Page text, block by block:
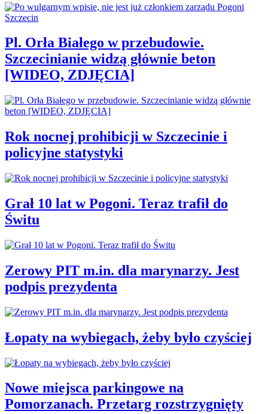
Pl. Orła Białego w przebudowie.
Szczecinianie widzą głównie beton
[WIDEO, ZDJĘCIA]
Rok nocnej prohibicji w Szczecinie i
policyjne statystyki
Grał 10 lat w Pogoni. Teraz trafił do
Świtu
Zerowy PIT m.in. dla marynarzy. Jest
podpis prezydenta
Łopaty na wybiegach, żeby było czyściej
Nowe miejsca parkingowe na
Pomorzanach. Przetarg rozstrzygnięty